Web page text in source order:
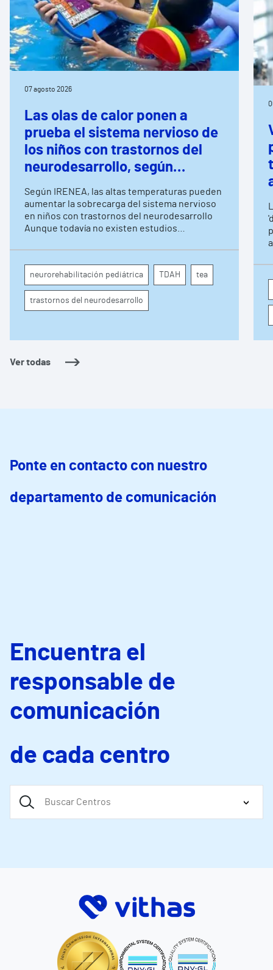
Ver todas
07 agosto 2026
Las olas de calor ponen a
prueba el sistema nervioso de
los niños con trastornos del
neurodesarrollo, según
neurorrehabilitación
pediátrica de Vithas
Según IRENEA, las altas temperaturas pueden
aumentar la sobrecarga del sistema nervioso
en niños con trastornos del neurodesarrollo
Aunque todavía no existen estudios
comprender por qué el calor puede influir en la
atención, la regulación emocional y la
conducta
neurorehabilitación pediátrica TDAH tea
trastornos del neurodesarrollo
Ponte en contacto con nuestro
departamento de comunicación
Encuentra el
responsable de
comunicación
de cada centro